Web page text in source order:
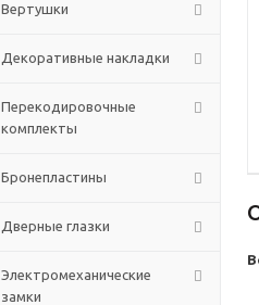
Вертушки
Декоративные накладки
Перекодировочные
комплекты
Бронепластины
Дверные глазки
Электромеханические
замки